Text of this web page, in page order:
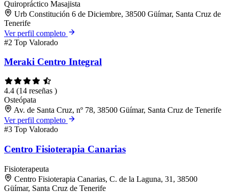
Quiropráctico Masajista
Urb Constitución 6 de Diciembre, 38500 Güímar, Santa Cruz de
Tenerife
Ver perfil completo
#2 Top Valorado
Meraki Centro Integral
4.4 (14 reseñas )
Osteópata
Av. de Santa Cruz, nº 78, 38500 Güímar, Santa Cruz de Tenerife
Ver perfil completo
#3 Top Valorado
Centro Fisioterapia Canarias
Fisioterapeuta
Centro Fisioterapia Canarias, C. de la Laguna, 31, 38500
Güímar, Santa Cruz de Tenerife